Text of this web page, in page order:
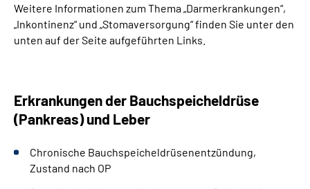
Weitere Informationen zum Thema „Darmerkrankungen“,
„Inkontinenz“ und „Stomaversorgung“ finden Sie unter den
unten auf der Seite aufgeführten Links.
Erkrankungen der Bauchspeicheldrüse
(Pankreas) und Leber
Chronische Bauchspeicheldrüsenentzündung,
Zustand nach OP